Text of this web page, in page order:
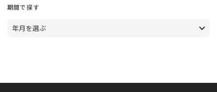
期間で探す
年月を選ぶ